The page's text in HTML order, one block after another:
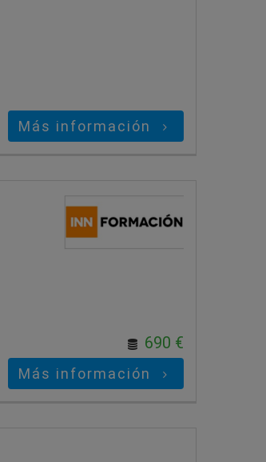
Más información
690 €
Más información